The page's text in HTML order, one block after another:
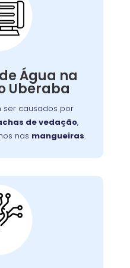
Água na
Uberaba
ser causados por
de vedação,
nas mangueiras.
Água na
Lavar:
ser causados por
ou danos nas
o desempenho da
danos ao piso e
de água.
Resistência
é responsável pelo